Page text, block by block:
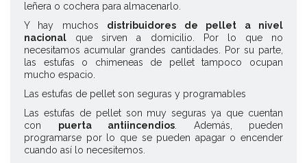
leñera o cochera para almacenarlo.
Y hay muchos distribuidores de pellet a nivel
nacional que sirven a domicilio. Por lo que no
necesitamos acumular grandes cantidades. Por su parte,
las estufas o chimeneas de pellet tampoco ocupan
mucho espacio.
Las estufas de pellet son seguras y programables
Las estufas de pellet son muy seguras ya que cuentan
con puerta antiincendios. Además, pueden
programarse por lo que se pueden apagar o encender
cuando así lo necesitemos.